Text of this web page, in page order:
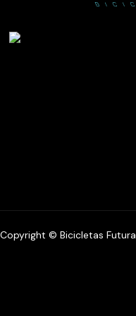
Copyright © Bicicletas Futura